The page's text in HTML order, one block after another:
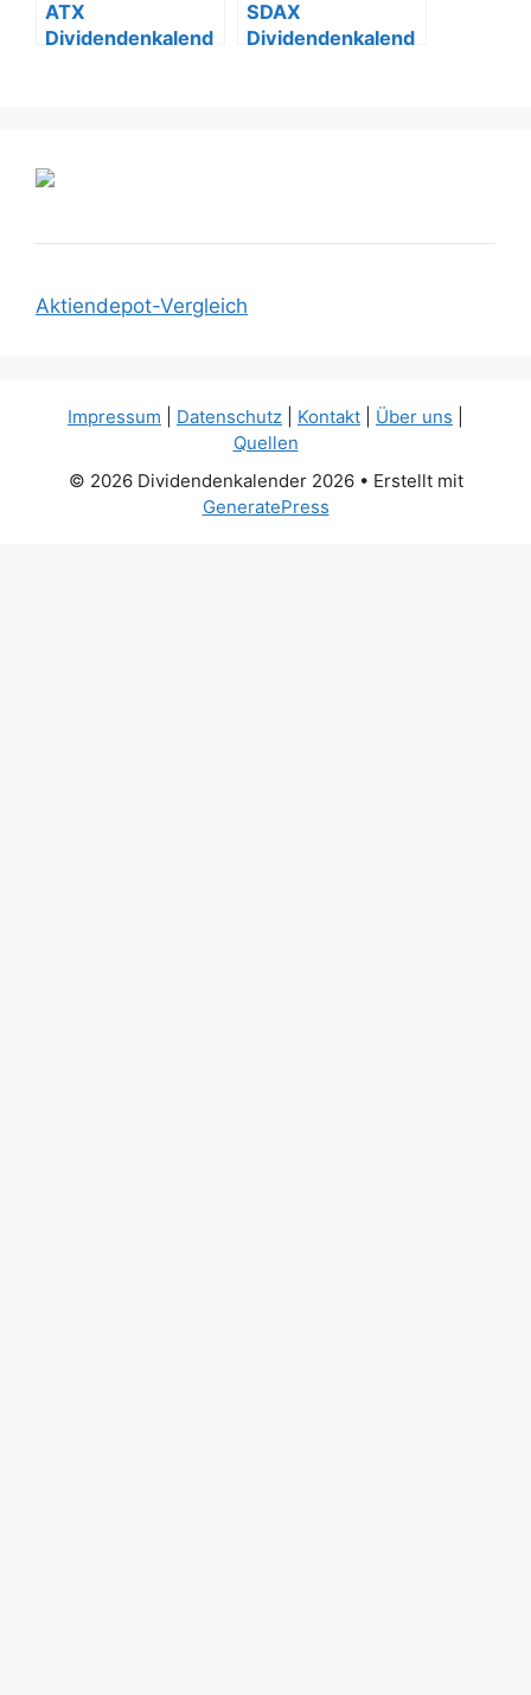
ATX
Dividendenkalend
SDAX
Dividendenkalend
Aktiendepot-Vergleich
Impressum Datenschutz Kontakt Über uns
Quellen
© 2026 Dividendenkalender 2026• Erstellt mit
GeneratePress